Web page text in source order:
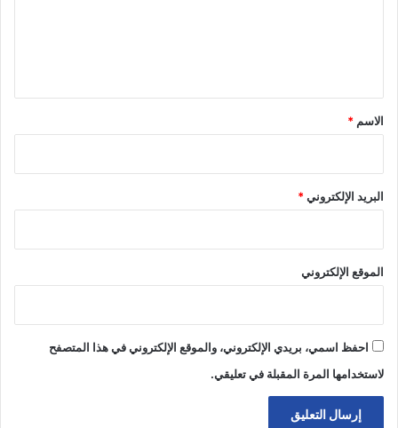
*
الاسم *
البريد الإلكتروني*
الموقع الإلكتروني
احفظ اسمي، بريدي الإلكتروني، والموقع الإلكتروني في هذا المتصفح
لاستخدامها المرة المقبلة في تعليقي.